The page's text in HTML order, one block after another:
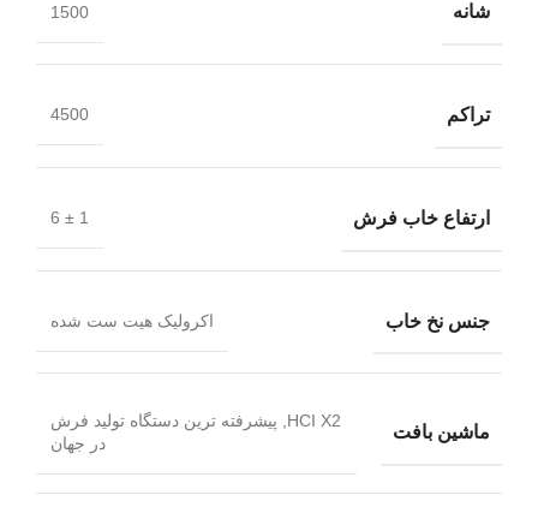
شانه 1500
تراکم 4500
ارتفاع خاب فرش 1 ± 6
جنس نخ خاب اکرولیک هیت ست شده
ماشین بافت
HCI X2, پیشرفته ترین دستگاه تولید فرش
در جهان